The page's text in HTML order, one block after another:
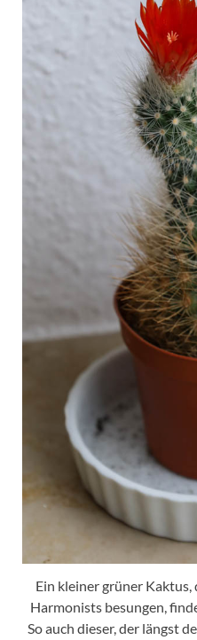
Ein kleiner grüner
Harmonists besungen,
So auch dieser, der längst